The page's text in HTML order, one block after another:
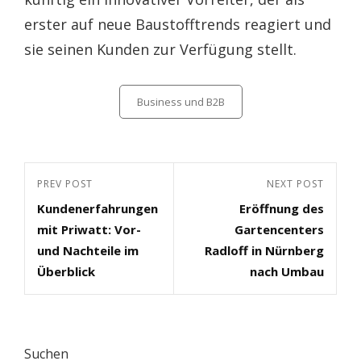
erster auf neue Baustofftrends reagiert und
sie seinen Kunden zur Verfügung stellt.
Business und B2B
Beitragsnavigation
Previous
Post
PREV POST
Kundenerfahrungen
mit Priwatt: Vor-
und Nachteile im
Überblick
NEXT POST
Eröffnung des
Gartencenters
Radloff in Nürnberg
nach Umbau
Suchen